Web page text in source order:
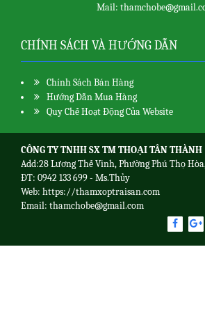
Mail:
CHÍNH SÁCH VÀ HƯỚNG DẪN
Chính Sách Bán Hàng
Hướng Dẫn Mua Hàng
Quy Chế Hoạt Động Của Website
CÔNG TY TNHH SX TM THOẠI TÂN THÀNH
Add:28 Lương Thế Vinh, Phường Phú Thọ
ĐT: 0942 133 699 - Ms.Thủy
Web: https://thamxoptraisan.com
Email: thamchobe@gmail.com